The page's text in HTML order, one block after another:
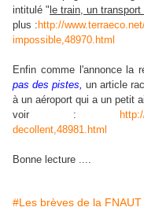
intitulé " le train, un
plus : http://
impossible,48970.html
Enfin comme l'annonce la
pas des pistes, un article
à un aéroport qui a un petit
voir :
decollent,48981.html
Bonne lecture ....
#Les brèves de la